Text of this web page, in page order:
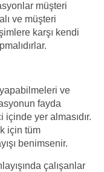
müşteri
ve müşteri
karşı kendi
yapabilmeleri ve
fayda
yer almasıdır.
için tüm
benimsenir.
çalışanlar